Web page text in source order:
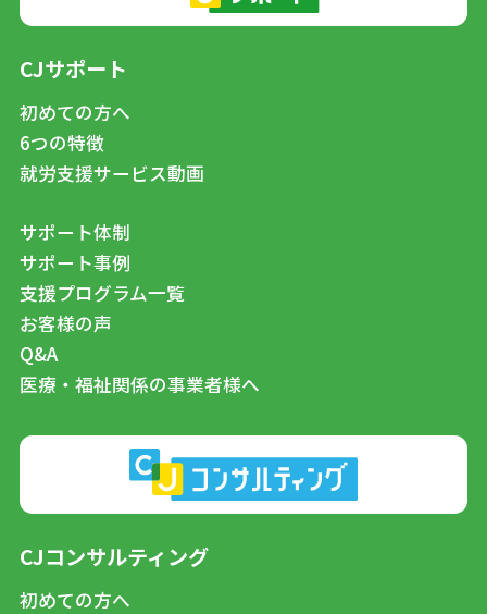
CJサポート
初めての方へ
6つの特徴
就労支援サービス動画
サポート体制
サポート事例
支援プログラム一覧
お客様の声
Q&A
医療・福祉関係の事業者様へ
CJコンサルティング
初めての方へ